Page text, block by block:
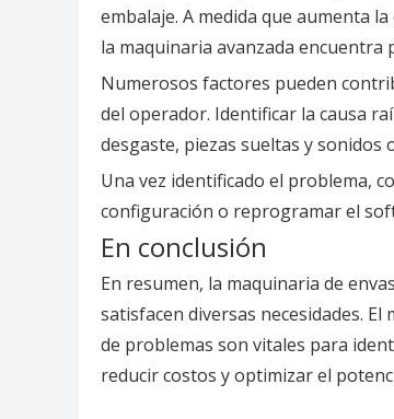
embalaje. A medida que aumenta
la maquinaria avanzada encuentra
Numerosos factores pueden
del operador. Identificar la causa
desgaste, piezas sueltas y sonidos
Una vez identificado el problema,
configuración o reprogramar el
En conclusión
En resumen, la maquinaria de
satisfacen diversas necesidades.
de problemas son vitales para
reducir costos y optimizar el